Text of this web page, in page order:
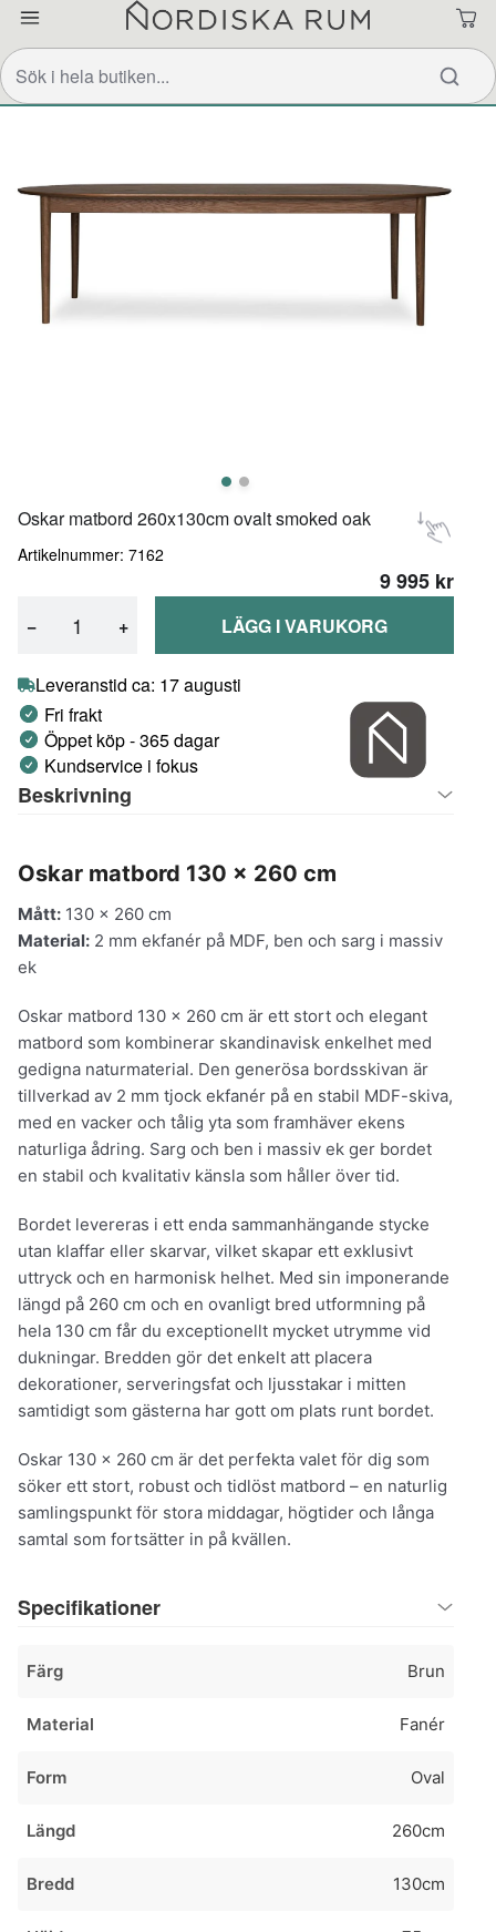
Oskar matbord 260x130cm ovalt smoked oak
Artikelnummer: 7162
9 995 kr
− + LÄGG I VARUKORG
Leveranstid ca: 17 augusti
Fri frakt
Öppet köp - 365 dagar
Kundservice i fokus
Beskrivning
Oskar matbord 130 × 260 cm
Mått: 130 × 260 cm
Material: 2 mm ekfanér på MDF, ben och sarg i massiv
ek
Oskar matbord 130 × 260 cm är ett stort och elegant
matbord som kombinerar skandinavisk enkelhet med
gedigna naturmaterial. Den generösa bordsskivan är
tillverkad av 2 mm tjock ekfanér på en stabil MDF-skiva,
med en vacker och tålig yta som framhäver ekens
naturliga ådring. Sarg och ben i massiv ek ger bordet
en stabil och kvalitativ känsla som håller över tid.
Bordet levereras i ett enda sammanhängande stycke
utan klaffar eller skarvar, vilket skapar ett exklusivt
uttryck och en harmonisk helhet. Med sin imponerande
längd på 260 cm och en ovanligt bred utformning på
hela 130 cm får du exceptionellt mycket utrymme vid
dukningar. Bredden gör det enkelt att placera
dekorationer, serveringsfat och ljusstakar i mitten
samtidigt som gästerna har gott om plats runt bordet.
Oskar 130 × 260 cm är det perfekta valet för dig som
söker ett stort, robust och tidlöst matbord – en naturlig
samlingspunkt för stora middagar, högtider och långa
samtal som fortsätter in på kvällen.
Specifikationer
Färg Brun
Material Fanér
Form Oval
Längd 260cm
Bredd 130cm